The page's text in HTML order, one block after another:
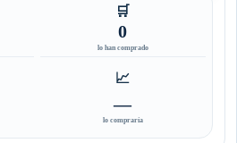
🛒
0
lo han comprado
📈
—
lo compraría